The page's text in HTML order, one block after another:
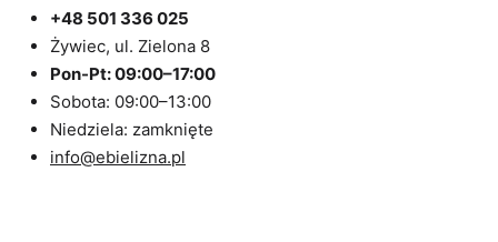
+48 501 336 025
Żywiec, ul. Zielona 8
Pon-Pt: 09:00–17:00
Sobota: 09:00–13:00
Niedziela: zamknięte
info@ebielizna.pl